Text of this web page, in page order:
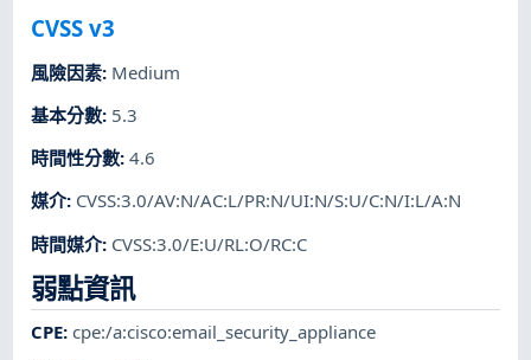
CVSS v3
風險因素: Medium
基本分數: 5.3
時間性分數:4.6
媒介: CVSS:3.0/AV:N/AC:L/PR:N/UI:N/S:U/C:N/I:L/A:N
時間媒介: CVSS:3.0/E:U/RL:O/RC:C
弱點資訊
CPE:cpe:/a:cisco:email_security_appliance